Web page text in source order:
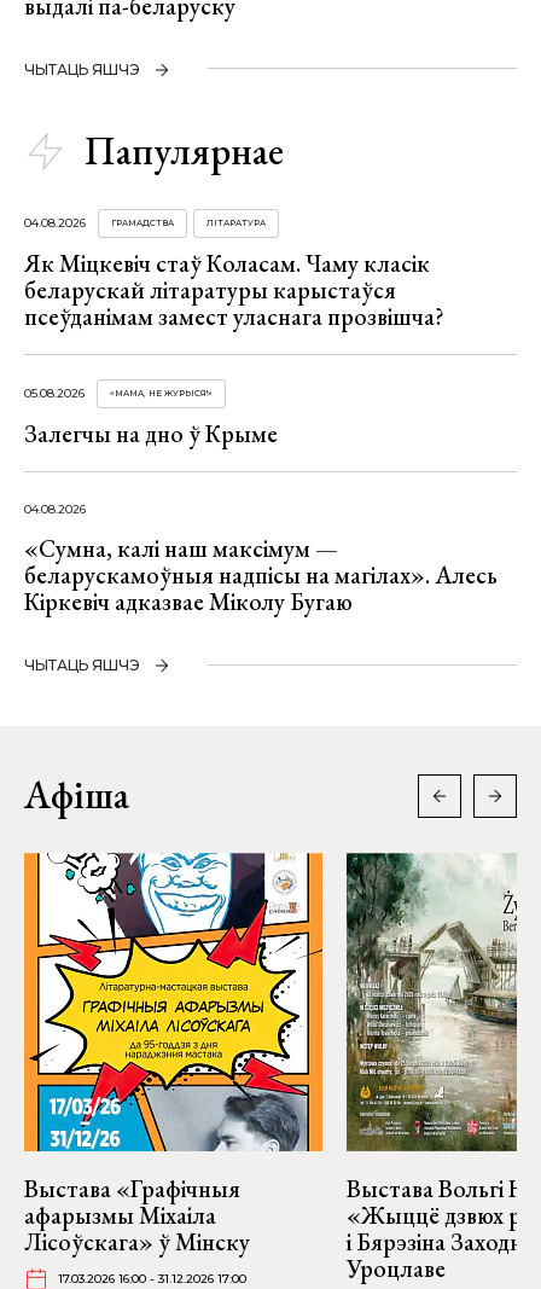
ЧЫТАЦЬ ЯШЧЭ
Папулярнае
04.08.2026 ГРАМАДСТВА ЛІТАРАТУРА
Як Міцкевіч стаў Коласам. Чаму класік
беларускай літаратуры карыстаўся
псеўданімам замест уласнага прозвішча?
05.08.2026 «МАМА, НЕ ЖУРЫСЯ!»
Залегчы на дно ў Крыме
04.08.2026
«Сумна, калі наш максімум —
беларускамоўныя надпісы на магілах». Алесь
Кіркевіч адказвае Міколу Бугаю
ЧЫТАЦЬ ЯШЧЭ
Афіша
Выстава «Графічныя
афарызмы Міхаіла
Лісоўскага» ў Мінску
17.03.2026 16:00 - 31.12.2026 17:00
Выстава Вольгі
«Жыццё дзвюх
і Бярэзіна
Уроцлаве